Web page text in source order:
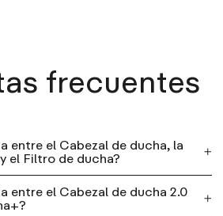
frecuentes
entre el Cabezal de ducha, la
el Filtro de ducha?
para la ducha. Todos
entre el Cabezal de ducha 2.0